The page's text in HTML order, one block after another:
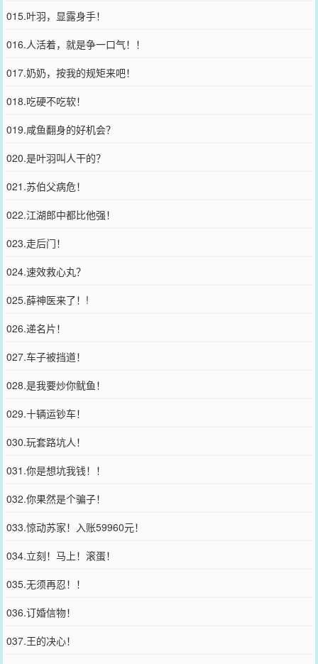
015.叶羽，显露身手！
016.人活着，就是争一口气！！
017.奶奶，按我的规矩来吧！
018.吃硬不吃软！
019.咸鱼翻身的好机会？
020.是叶羽叫人干的？
021.苏伯父病危！
022.江湖郎中都比他强！
023.走后门！
024.速效救心丸？
025.薛神医来了！!
026.递名片！
027.车子被挡道！
028.是我要炒你鱿鱼！
029.十辆运钞车！
030.玩套路坑人！
031.你是想坑我钱！！
032.你果然是个骗子！
033.惊动苏家！入账59960元！
034.立刻！马上！滚蛋！
035.无须再忍！！
036.订婚信物！
037.王的决心！